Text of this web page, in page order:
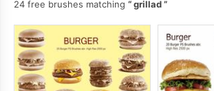
24 free brushes matching
grillad